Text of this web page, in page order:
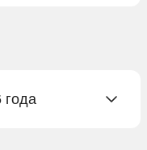
года